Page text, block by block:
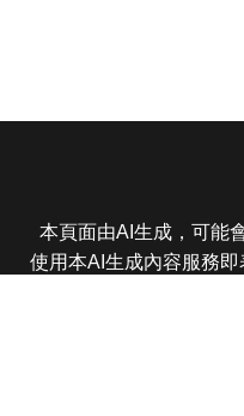
本頁面由AI生成，可能
使用本AI生成內容服務